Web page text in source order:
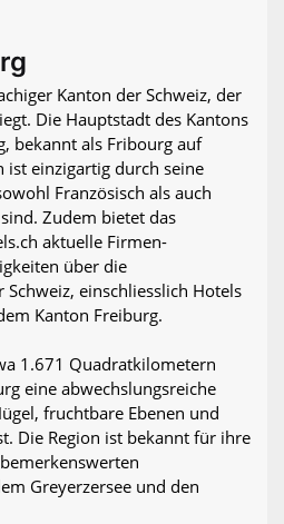
Kanton der Schweiz, der
Die Hauptstadt des Kantons
bekannt als Fribourg auf
ist einzigartig durch seine
Französisch als auch
Zudem bietet das
aktuelle Firmen-
über die
einschliesslich Hotels
Kanton Freiburg.
1.671 Quadratkilometern
eine abwechslungsreiche
fruchtbare Ebenen und
Die Region ist bekannt für ihre
Greyerzersee und den